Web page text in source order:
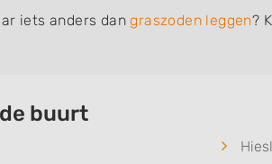
iets anders dangraszoden leggen?
buurt